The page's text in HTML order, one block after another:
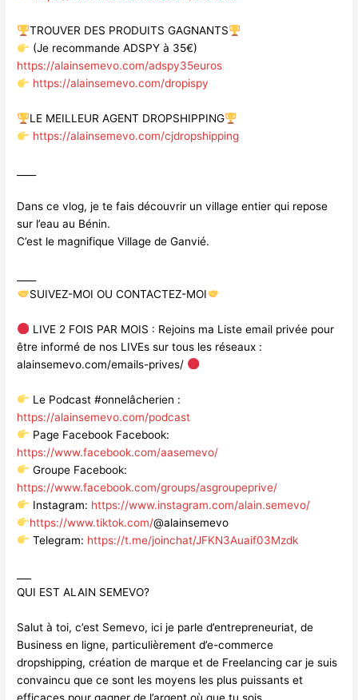
TROUVER DES PRODUITS GAGNANTS
(Je recommande ADSPY à 35€)
https://alainsemevo.com/adspy35euros
https://alainsemevo.com/dropispy
LE MEILLEUR AGENT DROPSHIPPING
https://alainsemevo.com/cjdropshipping
Dans ce vlog, je te fais découvrir un village entier qui repose
sur l’eau au Bénin.
C’est le magnifique Village de Ganvié.
SUIVEZ-MOI OU CONTACTEZ-MOI
LIVE 2 FOIS PAR MOIS : Rejoins ma Liste email privée pour
être informé de nos LIVEs sur tous les réseaux :
alainsemevo.com/emails-prives/
Le Podcast #onnelâcherien :
https://alainsemevo.com/podcast
Page Facebook Facebook:
https://www.facebook.com/aasemevo/
Groupe Facebook:
https://www.facebook.com/groups/asgroupeprive/
Instagram: https://www.instagram.com/alain.semevo/
https://www.tiktok.com/@alainsemevo
Telegram: https://t.me/joinchat/JFKN3Auaif03Mzdk
QUI EST ALAIN SEMEVO?
Salut à toi, c’est Semevo, ici je parle d’entrepreneuriat, de
Business en ligne, particulièrement d’e-commerce
dropshipping, création de marque et de Freelancing car je suis
convaincu que ce sont les moyens les plus puissants et